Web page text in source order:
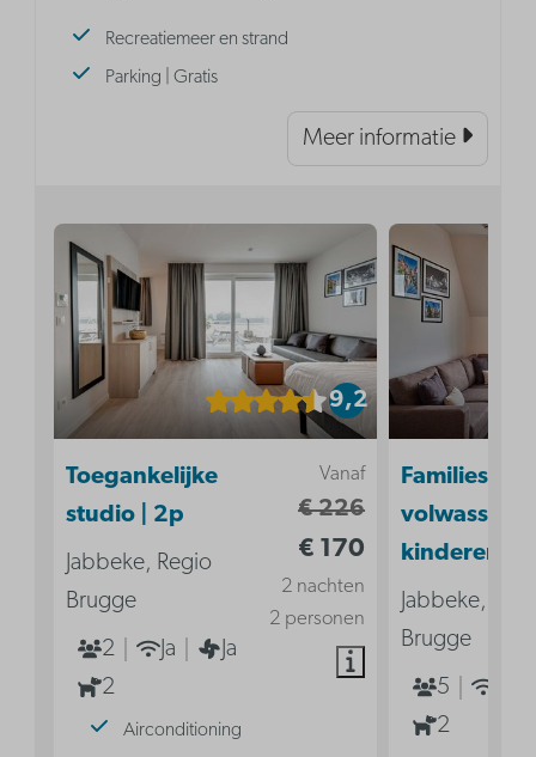
Recreatiemeer en strand
Parking | Gratis
Meer informatie
9,2
Vanaf
€ 226
€ 170
2 nachten
2 personen
Toegankelijke
studio | 2p
Jabbeke, Regio
Brugge
2
Ja
Ja
2
Airconditioning
Familiesuite
kinderen
Jabbeke,
Brugge
5
2